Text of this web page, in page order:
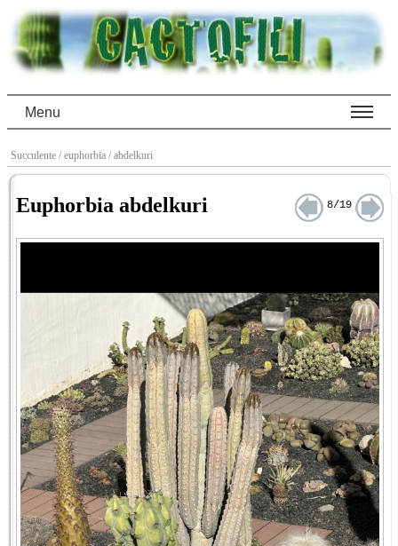
Menu
Succulente / euphorbia / abdelkuri
Euphorbia abdelkuri 8/19